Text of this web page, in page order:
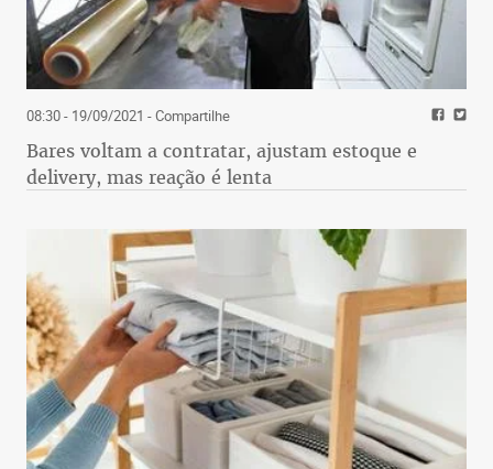
08:30 - 19/09/2021 - Compartilhe
Bares voltam a contratar, ajustam estoque e
delivery, mas reação é lenta